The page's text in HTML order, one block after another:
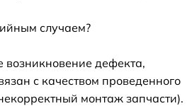
случаем?
возникновение дефекта,
с качеством проведенного
монтаж запчасти).